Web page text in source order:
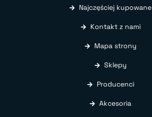
Najczęściej kupowane
Kontakt z nami
Mapa strony
Sklepy
Producenci
Akcesoria